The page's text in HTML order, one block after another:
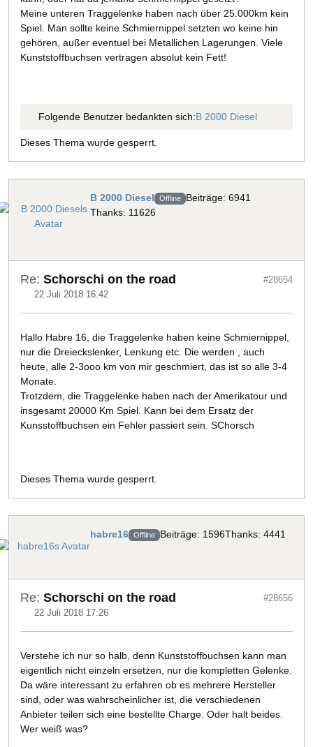
Meine unteren Traggelenke haben nach über 25.000km kein
Spiel. Man sollte keine Schmiernippel setzten wo keine hin
gehören, außer eventuel bei Metallichen Lagerungen. Viele
Kunststoffbuchsen vertragen absolut kein Fett!
Folgende Benutzer bedankten sich:B 2000 Diesel
Dieses Thema wurde gesperrt.
B 2000 Diesel Offline Beiträge: 6941
Thanks: 11626
Re: Schorschi on the road
22 Juli 2018 16:42
#28654
Hallo Habre 16, die Traggelenke haben keine Schmiernippel,
nur die Dreieckslenker, Lenkung etc. Die werden , auch
heute, alle 2-3ooo km von mir geschmiert, das ist so alle 3-4
Monate.
Trotzdem, die Traggelenke haben nach der Amerikatour und
insgesamt 20000 Km Spiel. Kann bei dem Ersatz der
Kunsstoffbuchsen ein Fehler passiert sein. SChorsch
Dieses Thema wurde gesperrt.
habre16 Offline Beiträge: 1596Thanks: 4441
Re: Schorschi on the road
22 Juli 2018 17:26
#28656
Verstehe ich nur so halb, denn Kunststoffbuchsen kann man
eigentlich nicht einzeln ersetzen, nur die kompletten Gelenke.
Da wäre interessant zu erfahren ob es mehrere Hersteller
sind, oder was wahrscheinlicher ist, die verschiedenen
Anbieter teilen sich eine bestellte Charge. Oder halt beides.
Wer weiß was?